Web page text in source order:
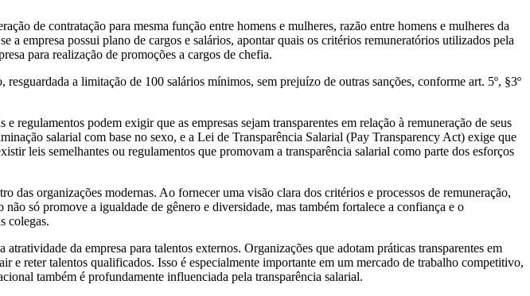
de contratação para mesma função entre homens e mulheres, razão entre homens e mulheres da
a empresa possui plano de cargos e salários, apontar quais os critérios remuneratórios utilizados pela
para realização de promoções a cargos de chefia.
a limitação de 100 salários mínimos, sem prejuízo de outras sanções, conforme art. 5º, §3º
podem exigir que as empresas sejam transparentes em relação à remuneração de seus
salarial com base no sexo, e a Lei de Transparência Salarial (Pay Transparency Act) exige que
leis semelhantes ou regulamentos que promovam a transparência salarial como parte dos esforços
das organizações modernas. Ao fornecer uma visão clara dos critérios e processos de remuneração,
só promove a igualdade de gênero e diversidade, mas também fortalece a confiança e o
colegas.
da empresa para talentos externos. Organizações que adotam práticas transparentes em
e reter talentos qualificados. Isso é especialmente importante em um mercado de trabalho competitivo,
também é profundamente influenciada pela transparência salarial.